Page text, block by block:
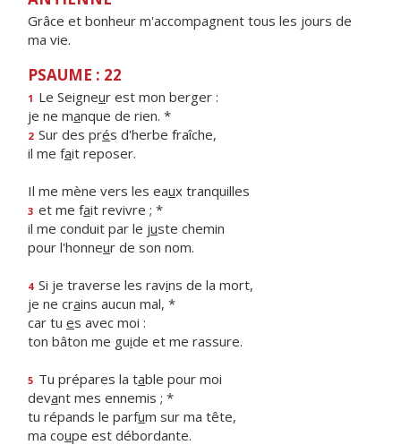
Grâce et bonheur m'accompagnent tous les jours de
ma vie.
PSAUME : 22
1 Le Seigneur est mon berger :
je ne manque de rien. *
2 Sur des prés d'herbe fraîche,
il me fait reposer.
Il me mène vers les eaux tranquilles
3 et me fait revivre ; *
il me conduit par le juste chemin
pour l'honneur de son nom.
4 Si je traverse les ravins de la mort,
je ne crains aucun mal, *
car tu es avec moi :
ton bâton me guide et me rassure.
5 Tu prépares la table pour moi
devant mes ennemis ; *
tu répands le parfum sur ma tête,
ma coupe est débordante.